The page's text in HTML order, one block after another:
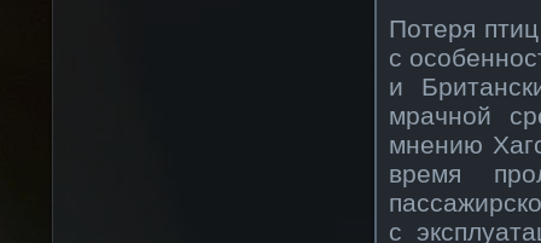
Потеря
с
и
мрачной
мнению
время
с